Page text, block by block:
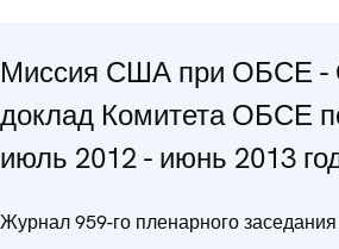
Миссия США при ОБСЕ -
доклад Комитета ОБСЕ
июль 2012 - июнь 2013
Журнал 959-го пленарного